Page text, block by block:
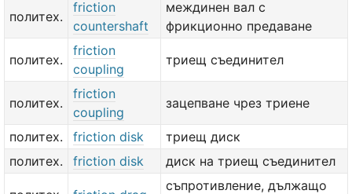
политех.
friction
countershaft
междинен вал с
фрикционно предаване
политех.
friction
coupling
триещ съединител
политех.
friction
coupling
зацепване чрез триене
политех. friction disk
триещ диск
политех.
friction disk диск на триещ съединител
съпротивление, дължащо